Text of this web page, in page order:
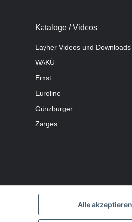
Kataloge / Videos
Layher Videos und Downloads
WAKÜ
Ernst
Euroline
Günzburger
Zarges
Alle akzeptieren